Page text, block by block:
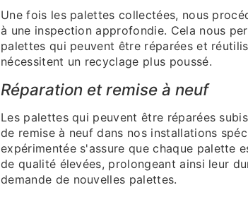
Une fois les palettes collectées, nous
à une inspection approfondie. Cela nous
palettes qui peuvent être réparées et
nécessitent un recyclage plus poussé.
Réparation et remise à neuf
Les palettes qui peuvent être réparées
de remise à neuf dans nos installations
expérimentée s'assure que chaque palette
de qualité élevées, prolongeant ainsi leur
demande de nouvelles palettes.